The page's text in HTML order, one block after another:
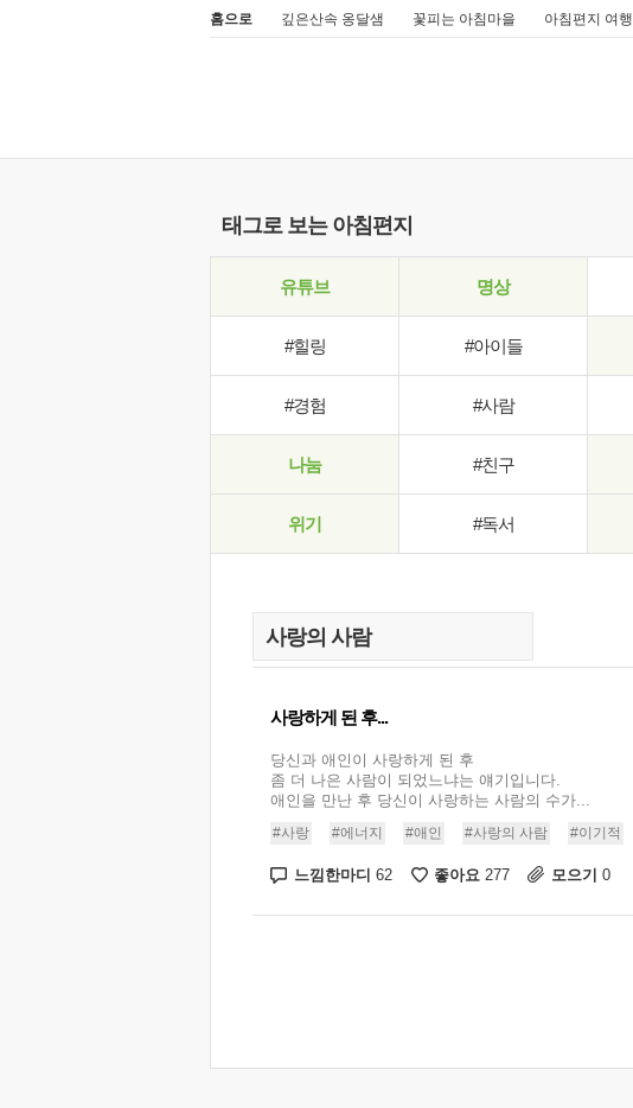
홈으로 깊은산속 옹달샘 꽃피는 아침마을 아침편지 여행
태그로 보는 아침편지
유튜브 명상
#힐링 #아이들
#경험 #사람
나눔 #친구
위기 #독서
사랑하게 된 후...
당신과 애인이 사랑하게 된 후
좀 더 나은 사람이 되었느냐는 얘기입니다.
애인을 만난 후 당신이 사랑하는 사람의 수가...
#사랑 #에너지 #애인 #사랑의 사람 #이기적
느낌한마디 62 좋아요 277 모으기 0